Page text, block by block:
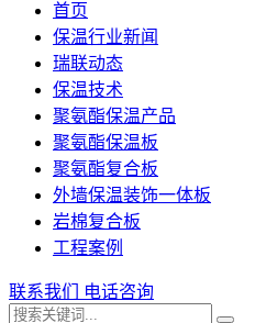
首页
保温行业新闻
瑞联动态
保温技术
聚氨酯保温产品
聚氨酯保温板
聚氨酯复合板
外墙保温装饰一体板
岩棉复合板
工程案例
联系我们 电话咨询